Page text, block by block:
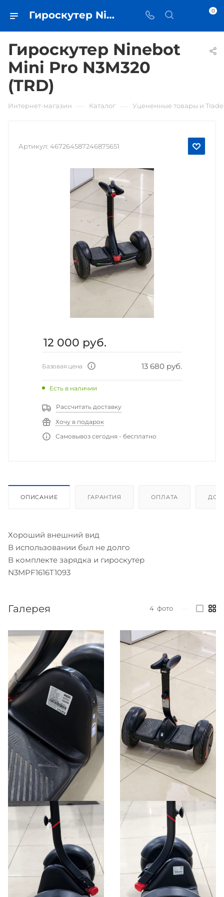
Гироскутер Ninebot Mini Pro N3M320 (TRD) • купить в Самаре - iЧехол 0
Гироскутер Ninebot
Mini Pro N3M320
(TRD)
Интернет-магазин Каталог Уцененные товары и
Артикул: 467264587246875651
12 000 руб.
Базовая цена 13 680 руб.
Есть в наличии
Рассчитать доставку
Хочу в подарок
Самовывоз сегодня - бесплатно
ОПИСАНИЕ ГАРАНТИЯ ОПЛАТА
Хороший внешний вид
В использовании был не долго
В комплекте зарядка и гироскутер
N3MPF1616T1093
Галерея 4 фото